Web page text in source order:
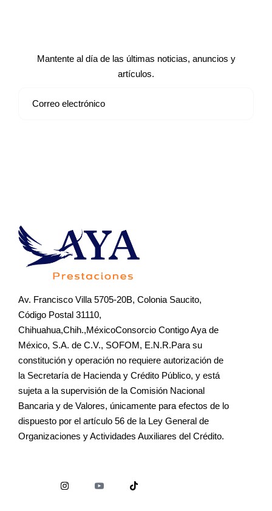
Mantente al día de las últimas noticias, anuncios y
artículos.
Av. Francisco Villa 5705-20B, Colonia Saucito,
Código Postal 31110,
Chihuahua,Chih.,MéxicoConsorcio Contigo Aya de
México, S.A. de C.V., SOFOM, E.N.R.Para su
constitución y operación no requiere autorización de
la Secretaría de Hacienda y Crédito Público, y está
sujeta a la supervisión de la Comisión Nacional
Bancaria y de Valores, únicamente para efectos de lo
dispuesto por el artículo 56 de la Ley General de
Organizaciones y Actividades Auxiliares del Crédito.